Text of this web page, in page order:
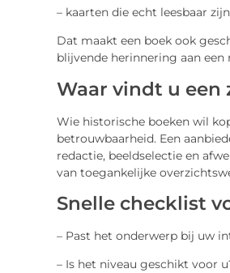
– kaarten die echt leesbaar zijn
Dat maakt een boek ook
blijvende herinnering aan een
Waar vindt u een
Wie historische boeken wil
betrouwbaarheid. Een
redactie, beeldselectie en
van toegankelijke
Snelle checklist
– Past het onderwerp bij uw
– Is het niveau geschikt voor